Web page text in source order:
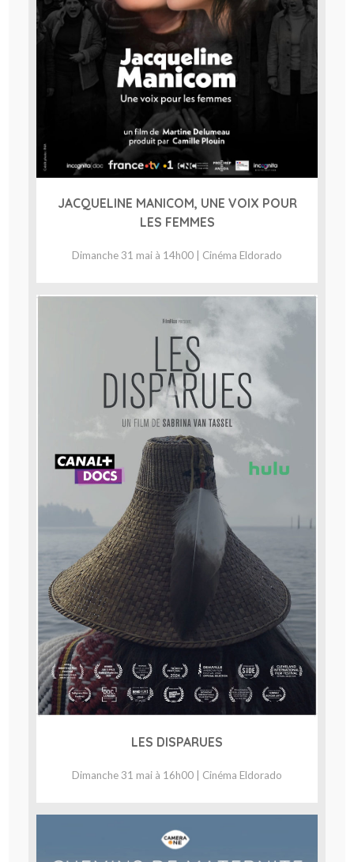
JACQUELINE MANICOM, UNE VOIX POUR
LES FEMMES
Dimanche 31 mai à 14h00 | Cinéma Eldorado
LES DISPARUES
Dimanche 31 mai à 16h00 | Cinéma Eldorado